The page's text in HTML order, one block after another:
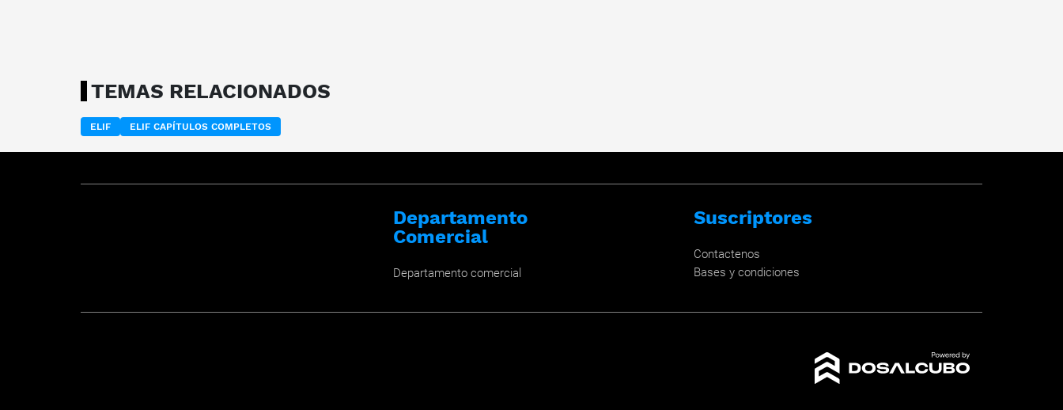
TEMAS RELACIONADOS
ELIF ELIF CAPÍTULOS COMPLETOS
Departamento
Comercial
Departamento comercial
Suscriptores
Contactenos
Bases y condiciones